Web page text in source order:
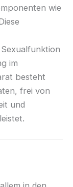
wie
im
besteht
frei von
und